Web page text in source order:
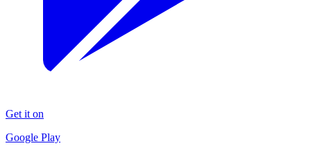
Get it on
Google Play